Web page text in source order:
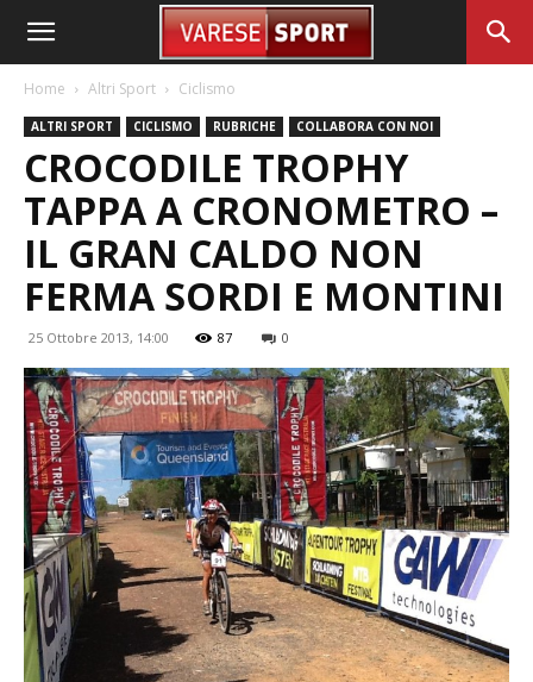
Home Altri Sport Ciclismo
ALTRI SPORT CICLISMO RUBRICHE COLLABORA CON NOI
CROCODILE TROPHY
TAPPA A CRONOMETRO –
IL GRAN CALDO NON
FERMA SORDI E MONTINI
25 Ottobre 2013, 14:00 87 0